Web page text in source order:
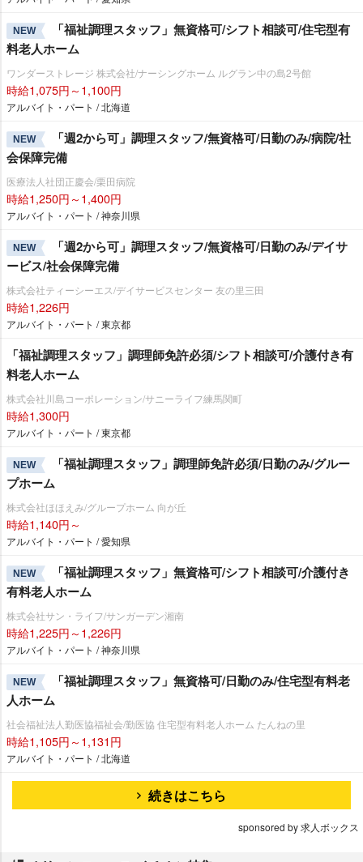
NEW
「福祉調理スタッフ」無資格可/シフト相談可/住宅型有
料老人ホーム
ワンダーストレージ 株式会社/ナーシングホーム ルグラン中の島2号館
時給1,075円～1,100円
アルバイト・パート / 北海道
NEW
「週2から可」調理スタッフ/無資格可/日勤のみ/病院/社
会保障完備
医療法人社団正慶会/栗田病院
時給1,250円～1,400円
アルバイト・パート / 神奈川県
NEW
「週2から可」調理スタッフ/無資格可/日勤のみ/デイサ
ービス/社会保障完備
株式会社ティーシーエス/デイサービスセンター 友の里三田
時給1,226円
アルバイト・パート / 東京都
「福祉調理スタッフ」調理師免許必須/シフト相談可/介護付き有
料老人ホーム
株式会社川島コーポレーション/サニーライフ練馬関町
時給1,300円
アルバイト・パート / 東京都
NEW
「福祉調理スタッフ」調理師免許必須/日勤のみ/グルー
プホーム
株式会社ほほえみ/グループホーム 向が丘
時給1,140円～
アルバイト・パート / 愛知県
NEW
「福祉調理スタッフ」無資格可/シフト相談可/介護付き
有料老人ホーム
株式会社サン・ライフ/サンガーデン湘南
時給1,225円～1,226円
アルバイト・パート / 神奈川県
NEW
「福祉調理スタッフ」無資格可/日勤のみ/住宅型有料老
人ホーム
社会福祉法人勤医協福祉会/勤医協 住宅型有料老人ホーム たんねの里
時給1,105円～1,131円
アルバイト・パート / 北海道
続きはこちら
sponsored by 求人ボックス